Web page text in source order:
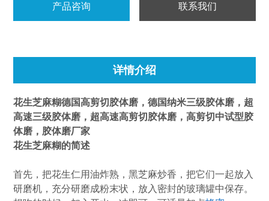
产品咨询 联系我们
详情介绍
花生芝麻糊德国高剪切胶体磨，德国纳米三级胶体磨，超
高速三级胶体磨，超高速高剪切胶体磨，高剪切中试型胶
体磨，胶体磨厂家
花生芝麻糊的简述
首先，把花生仁用油炸熟，黑芝麻炒香，把它们一起放入
研磨机 ，充分研磨成粉末状，放入密封的玻璃罐中保存。